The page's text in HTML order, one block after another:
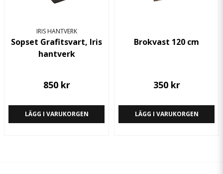
IRIS HANTVERK
Sopset Grafitsvart, Iris
hantverk
850 kr
LÄGG I VARUKORGEN
Brokvast 120 cm
350 kr
LÄGG I VARUKORGEN